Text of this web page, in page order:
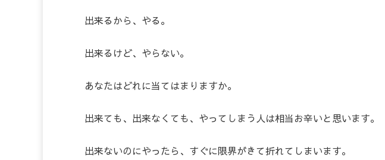
出来るから、やる。
出来るけど、やらない。
あなたはどれに当てはまりますか。
出来ても、出来なくても、やってしまう人は相当お辛いと思います。
出来ないのにやったら、すぐに限界がきて折れてしまいます。